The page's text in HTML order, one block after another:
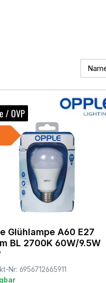
/ OVP
Glühlampe A60 E27
BL 2700K 60W/9.5W
Nr: 6956712665911